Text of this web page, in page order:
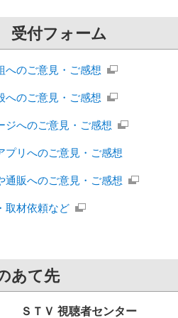
付フォーム
へのご意見・ご感想
へのご意見・ご感想
ジへのご意見・ご感想
プリへのご意見・ご感想
通販へのご意見・ご感想
取材依頼など
あて先
ＳＴＶ 視聴者センター